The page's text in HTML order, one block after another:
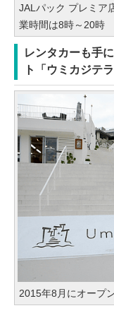
JALパック プレミア
業時間は8時～20時
レンタカーも手
ト「ウミカジテ
2015年8月にオープ